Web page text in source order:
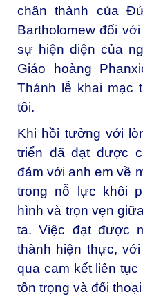
chân thành của
Bartholomew đối
sự hiện diện của
Giáo hoàng
Thánh lễ khai mạc
tôi.
Khi hồi tưởng với
triển đã đạt được
đảm với anh em về
trong nỗ lực khôi
hình và trọn vẹn
ta. Việc đạt được
thành hiện thực,
qua cam kết liên
tôn trọng và đối